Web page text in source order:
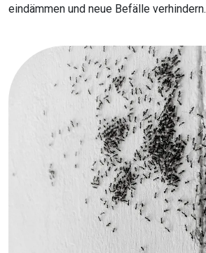
eindämmen und neue Befälle verhindern.